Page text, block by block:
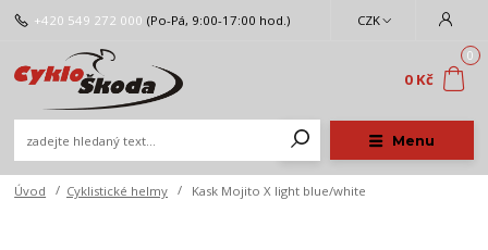
Menu
CZK
+420 549 272 000 (Po-Pá, 9:00-17:00 hod.)
0
0 Kč
Úvod Cyklistické helmy Kask Mojito X light blue/white